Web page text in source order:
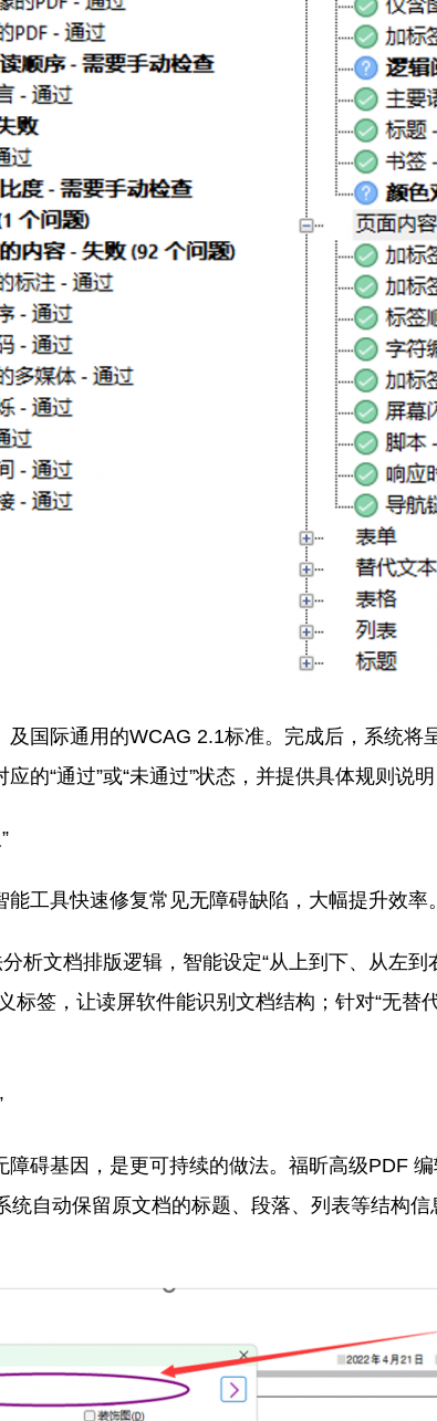
国际通用的WCAG 2.1标准。完成后，系统
的“通过”或“未通过”状态，并提供具体规则说
工具快速修复常见无障碍缺陷，大幅提升效率。
析文档排版逻辑，智能设定“从上到下、从左
标签，让读屏软件能识别文档结构；针对“无替
碍基因，是更可持续的做法。福昕高级PDF
统自动保留原文档的标题、段落、列表等结构